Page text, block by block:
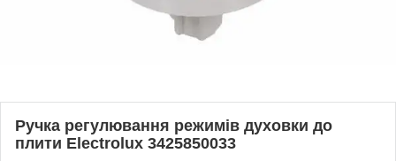
Ручка регулювання режимів духовки до
плити Electrolux 3425850033